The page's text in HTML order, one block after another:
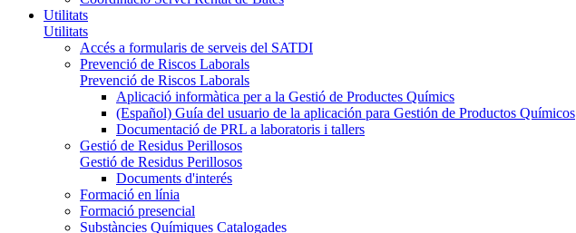
Utilitats
Utilitats
Accés a formularis de serveis del SATDI
Prevenció de Riscos Laborals
Prevenció de Riscos Laborals
Aplicació informàtica per a la Gestió de Productes Químics
(Español) Guía del usuario de la aplicación para Gestión de Productos Químicos
Documentació de PRL a laboratoris i tallers
Gestió de Residus Perillosos
Gestió de Residus Perillosos
Documents d'interés
Formació en línia
Formació presencial
Substàncies Químiques Catalogades